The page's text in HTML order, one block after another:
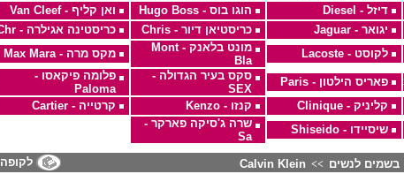
דיזל - Diesel הוגו בוס - Hugo Boss ואן קליף - Van Cleef
יגואר - Jaguar כריסטיאן דיור - Chris כריסטינה אגילרה - Chr
לקוסט - Lacoste
מונט בלאנק - Mont
Bla
מקס מרה - Max Mara
פאריס הילטון - Paris
סקס בעיר הגדולה -
SEX
פלומה פיקאסו -
Paloma
קליניק - Clinique קנזו - Kenzo קרטייה - Cartier
שיסיידו - Shiseido
שרה ג'סיקה פארקר -
Sa
בשמים לנשים >>
Calvin Klein לקופה